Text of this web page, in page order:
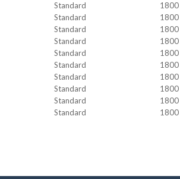
Standard 1800
Standard 1800
Standard 1800
Standard 1800
Standard 1800
Standard 1800
Standard 1800
Standard 1800
Standard 1800
Standard 1800